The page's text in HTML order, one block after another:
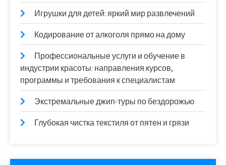
Игрушки для детей: яркий мир развлечений
Кодирование от алкоголя прямо на дому
Профессиональные услуги и обучение в
индустрии красоты: направления курсов,
программы и требования к специалистам
Экстремальные джип-туры по бездорожью
Глубокая чистка текстиля от пятен и грязи